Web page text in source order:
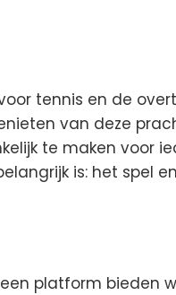
tennis en de
van deze
te maken voor
is: het spel
platform bieden